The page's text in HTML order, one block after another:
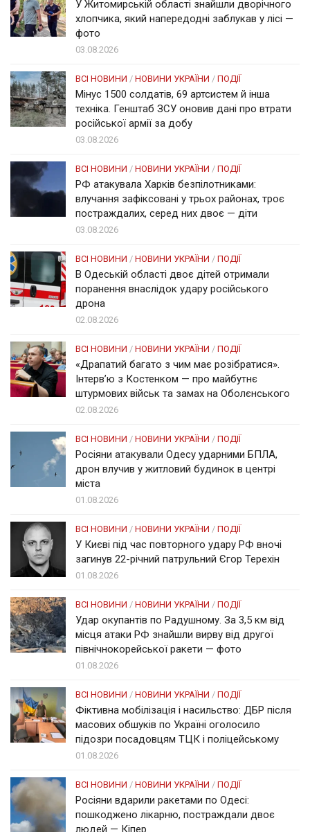
У Житомирській області знайшли дворічного
хлопчика, який напередодні заблукав у лісі —
фото
03.08.2026
ВСІ НОВИНИ / НОВИНИ УКРАЇНИ / ПОДІЇ
Мінус 1500 солдатів, 69 артсистем й інша
техніка. Генштаб ЗСУ оновив дані про втрати
російської армії за добу
03.08.2026
ВСІ НОВИНИ / НОВИНИ УКРАЇНИ / ПОДІЇ
РФ атакувала Харків безпілотниками:
влучання зафіксовані у трьох районах, троє
постраждалих, серед них двоє — діти
03.08.2026
ВСІ НОВИНИ / НОВИНИ УКРАЇНИ / ПОДІЇ
В Одеській області двоє дітей отримали
поранення внаслідок удару російського
дрона
02.08.2026
ВСІ НОВИНИ / НОВИНИ УКРАЇНИ / ПОДІЇ
«Драпатий багато з чим має розібратися».
Інтерв’ю з Костенком — про майбутнє
штурмових військ та замах на Оболєнського
02.08.2026
ВСІ НОВИНИ / НОВИНИ УКРАЇНИ / ПОДІЇ
Росіяни атакували Одесу ударними БПЛА,
дрон влучив у житловий будинок в центрі
міста
01.08.2026
ВСІ НОВИНИ / НОВИНИ УКРАЇНИ / ПОДІЇ
У Києві під час повторного удару РФ вночі
загинув 22-річний патрульний Єгор Терехін
01.08.2026
ВСІ НОВИНИ / НОВИНИ УКРАЇНИ / ПОДІЇ
Удар окупантів по Радушному. За 3,5 км від
місця атаки РФ знайшли вирву від другої
північнокорейської ракети — фото
01.08.2026
ВСІ НОВИНИ / НОВИНИ УКРАЇНИ / ПОДІЇ
Фіктивна мобілізація і насильство: ДБР після
масових обшуків по Україні оголосило
підозри посадовцям ТЦК і поліцейському
01.08.2026
ВСІ НОВИНИ / НОВИНИ УКРАЇНИ / ПОДІЇ
Росіяни вдарили ракетами по Одесі:
пошкоджено лікарню, постраждали двоє
людей — Кіпер